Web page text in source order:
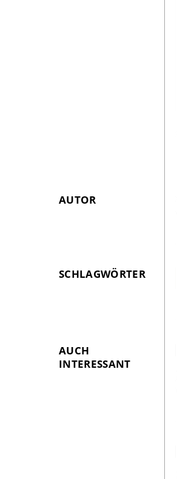
Überschrift
AUTOR
SCHLAGWÖRTER
AUCH
INTERESSANT